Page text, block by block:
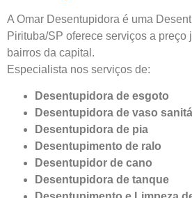
A Omar Desentupidora é uma
Pirituba/SP oferece serviços a preço
bairros da capital.
Especialista nos serviços de:
Desentupidora de esgoto
Desentupidora de vaso
Desentupidora de pia
Desentupimento de ralo
Desentupidor de cano
Desentupidora de tanque